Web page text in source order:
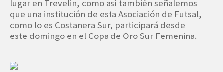
lugar en Trevelin, como así también señalemos
que una institución de esta Asociación de Futsal,
como lo es Costanera Sur, participará desde
este domingo en el Copa de Oro Sur Femenina.